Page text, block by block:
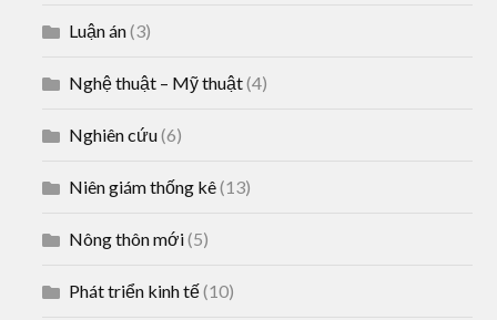
Luận án(3)
Nghệ thuật – Mỹ thuật(4)
Nghiên cứu(6)
Niên giám thống kê(13)
Nông thôn mới(5)
Phát triển kinh tế(10)